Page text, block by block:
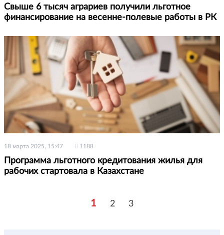
Свыше 6 тысяч аграриев получили льготное
финансирование на весенне-полевые работы в РК
18 марта 2025, 15:47 1188
Программа льготного кредитования жилья для
рабочих стартовала в Казахстане
1 2 3